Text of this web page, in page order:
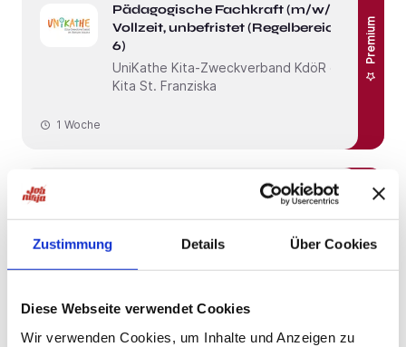
Zustimmung Details Über Cookies
Diese Webseite verwendet Cookies
Wir verwenden Cookies, um Inhalte und Anzeigen zu
Pädagogische Fachkraft (m/w/d) in
Vollzeit, unbefristet (Regelbereich 2-
6)
UniKathe Kita-Zweckverband KdöR c/o
Kita St. Franziska
Premium
1 Woche
CCF Cassella Chemiepark Frankfurt
GmbH
Premium
1 Woche